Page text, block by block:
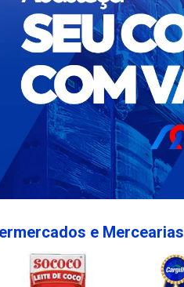
e Mercearias